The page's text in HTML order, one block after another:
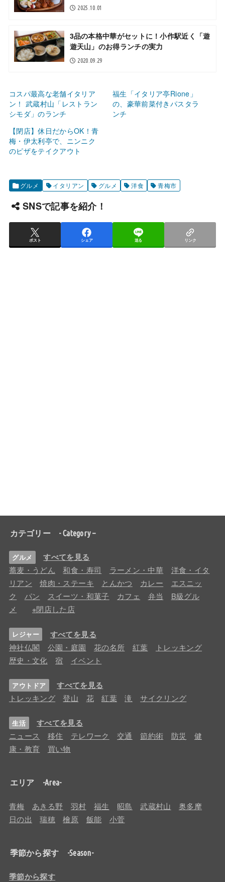
2025.10.01
3品の本格中華がセットに！小作駅近く「遊
遊天山」のお得ランチの実力
2020.09.29
コスパ最高な老舗イタリア
ン！ 武蔵村山「レストラン
シモダ」のランチ
福生「イタリア亭Rione」
の、豪華前菜付きパスタラ
ンチ
【閉店】休日だからOK！青
梅・伊太利亭で、ニンニク
のピザをテイクアウト
グルメ イタリアン グルメ 洋食 青梅市
SNSで記事を紹介！
ポスト シェア 送る リンク
カテゴリー - Category –
グルメ すべてを見る
蕎麦・うどん 和食・寿司 ラーメン・中華
洋食・イタ
リアン
焼肉・ステーキ とんかつ カレー
エスニッ
ク
パン スイーツ・和菓子 カフェ 弁当
B級グル
メ
※閉店した店
レジャー すべてを見る
神社仏閣 公園・庭園 花の名所 紅葉
トレッキング
歴史・文化
宿 イベント
アウトドア すべてを見る
トレッキング 登山 花 紅葉 滝 サイクリング
生活 すべてを見る
ニュース 移住 テレワーク 交通 節約術 防災
健
康・教育
買い物
エリア -Area-
青梅 あきる野 羽村 福生 昭島 武蔵村山
奥多摩
日の出
瑞穂 檜原 飯能 小菅
季節から探す -Season-
季節から探す